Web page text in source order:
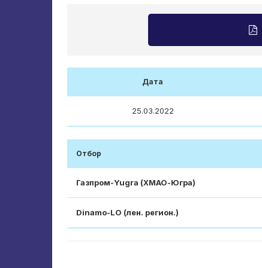
Дата
25.03.2022
Отбор
Газпром-Yugra (ХМАО-Югра)
Dinamo-LO (лен. регион.)